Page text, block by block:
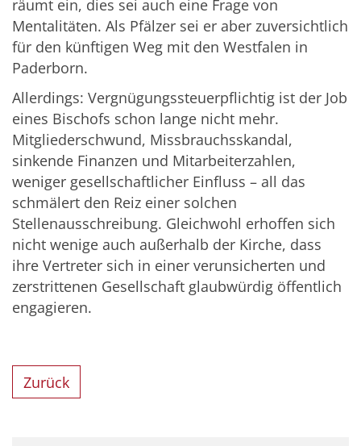
räumt ein, dies sei auch eine Frage von
Mentalitäten. Als Pfälzer sei er aber zuversichtlich
für den künftigen Weg mit den Westfalen in
Paderborn.
Allerdings: Vergnügungssteuerpflichtig ist der Job
eines Bischofs schon lange nicht mehr.
Mitgliederschwund, Missbrauchsskandal,
sinkende Finanzen und Mitarbeiterzahlen,
weniger gesellschaftlicher Einfluss – all das
schmälert den Reiz einer solchen
Stellenausschreibung. Gleichwohl erhoffen sich
nicht wenige auch außerhalb der Kirche, dass
ihre Vertreter sich in einer verunsicherten und
zerstrittenen Gesellschaft glaubwürdig öffentlich
engagieren.
Zurück